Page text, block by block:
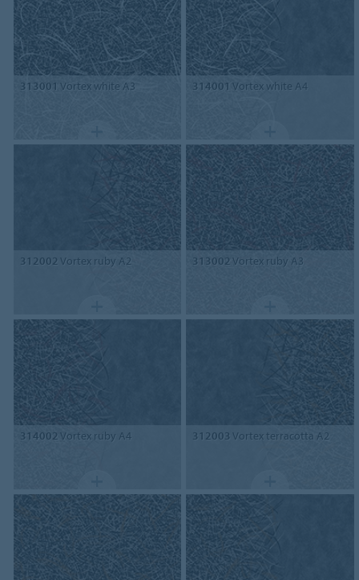
313001 Vortex white A3 314001 Vortex white A4
312002 Vortex ruby A2 313002 Vortex ruby A3
314002 Vortex ruby A4 312003 Vortex terracotta A2